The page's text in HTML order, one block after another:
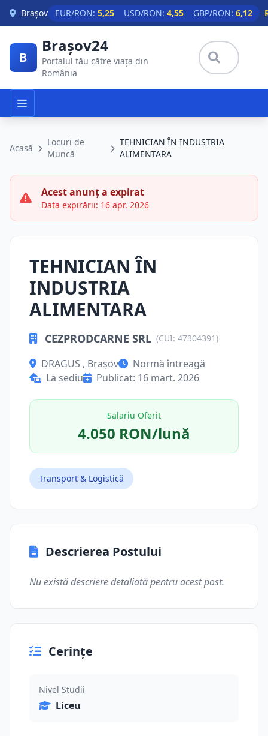
Skip to main content
Brașov EUR/RON: 5,25 USD/RON: 4,55 GBP/RON: 6,12
B
Brașov24
Portalul tău către viața din
România
Acasă
Locuri de
Muncă
TEHNICIAN ÎN INDUSTRIA
ALIMENTARA
Acest anunț a expirat
Data expirării: 16 apr. 2026
TEHNICIAN ÎN
INDUSTRIA
ALIMENTARA
CEZPRODCARNE SRL (CUI: 47304391)
DRAGUS , Brașov
Normă întreagă
La sediu
Publicat: 16 mart. 2026
Salariu Oferit
4.050 RON/lună
Transport & Logistică
Descrierea Postului
Nu există descriere detaliată pentru acest post.
Cerințe
Nivel Studii
Liceu